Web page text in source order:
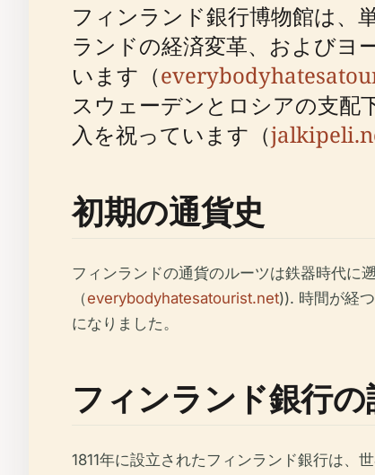
フィンランド銀行博物館は、
ランドの経済変革、およびヨ
います（
スウェーデンとロシアの支配
入を祝っています（
初期の通貨史
フィンランドの通貨のルーツは鉄器時代
（everybodyhatesatourist.net)). 時間が経
になりました。
フィンランド銀行の
1811年に設立されたフィンランド銀行は、